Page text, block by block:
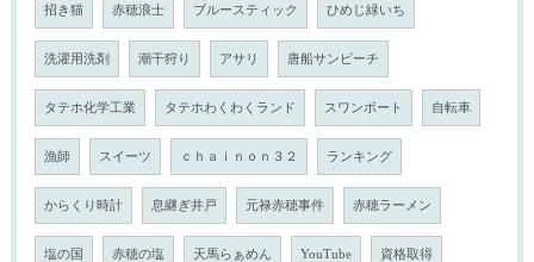
招き猫 赤穂浪士 ブルースティック ひめじ緑いち
洗濯用洗剤 潮干狩り アサリ 唐船サンビーチ
タテホ化学工業 タテホわくわくランド スワンボート 自転車
漁師 スイーツ ｃｈａｉｎｏｎ３２ ランキング
からくり時計 息継ぎ井戸 元禄赤穂事件 赤穂ラーメン
塩の国 赤穂の塩 天馬らぁめん YouTube 資格取得